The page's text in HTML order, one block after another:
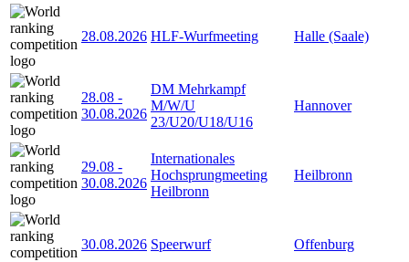
28.08.2026 HLF-Wurfmeeting Halle (Saale)
28.08 -
30.08.2026
DM Mehrkampf
M/W/U
23/U20/U18/U16
Hannover
29.08 -
30.08.2026
Internationales
Hochsprungmeeting
Heilbronn
Heilbronn
30.08.2026 Speerwurf Offenburg